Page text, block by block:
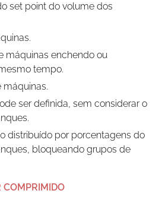
set point do volume dos
máquinas enchendo ou
tempo.
máquinas.
ser definida, sem considerar o
distribuído por porcentagens do
bloqueando grupos de
COMPRIMIDO